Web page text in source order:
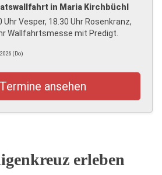
in Maria Kirchbüchl
Uhr Vesper, 18.30 Uhr Rosenkranz,
Wallfahrtsmesse mit Predigt.
(Do)
ansehen
erleben